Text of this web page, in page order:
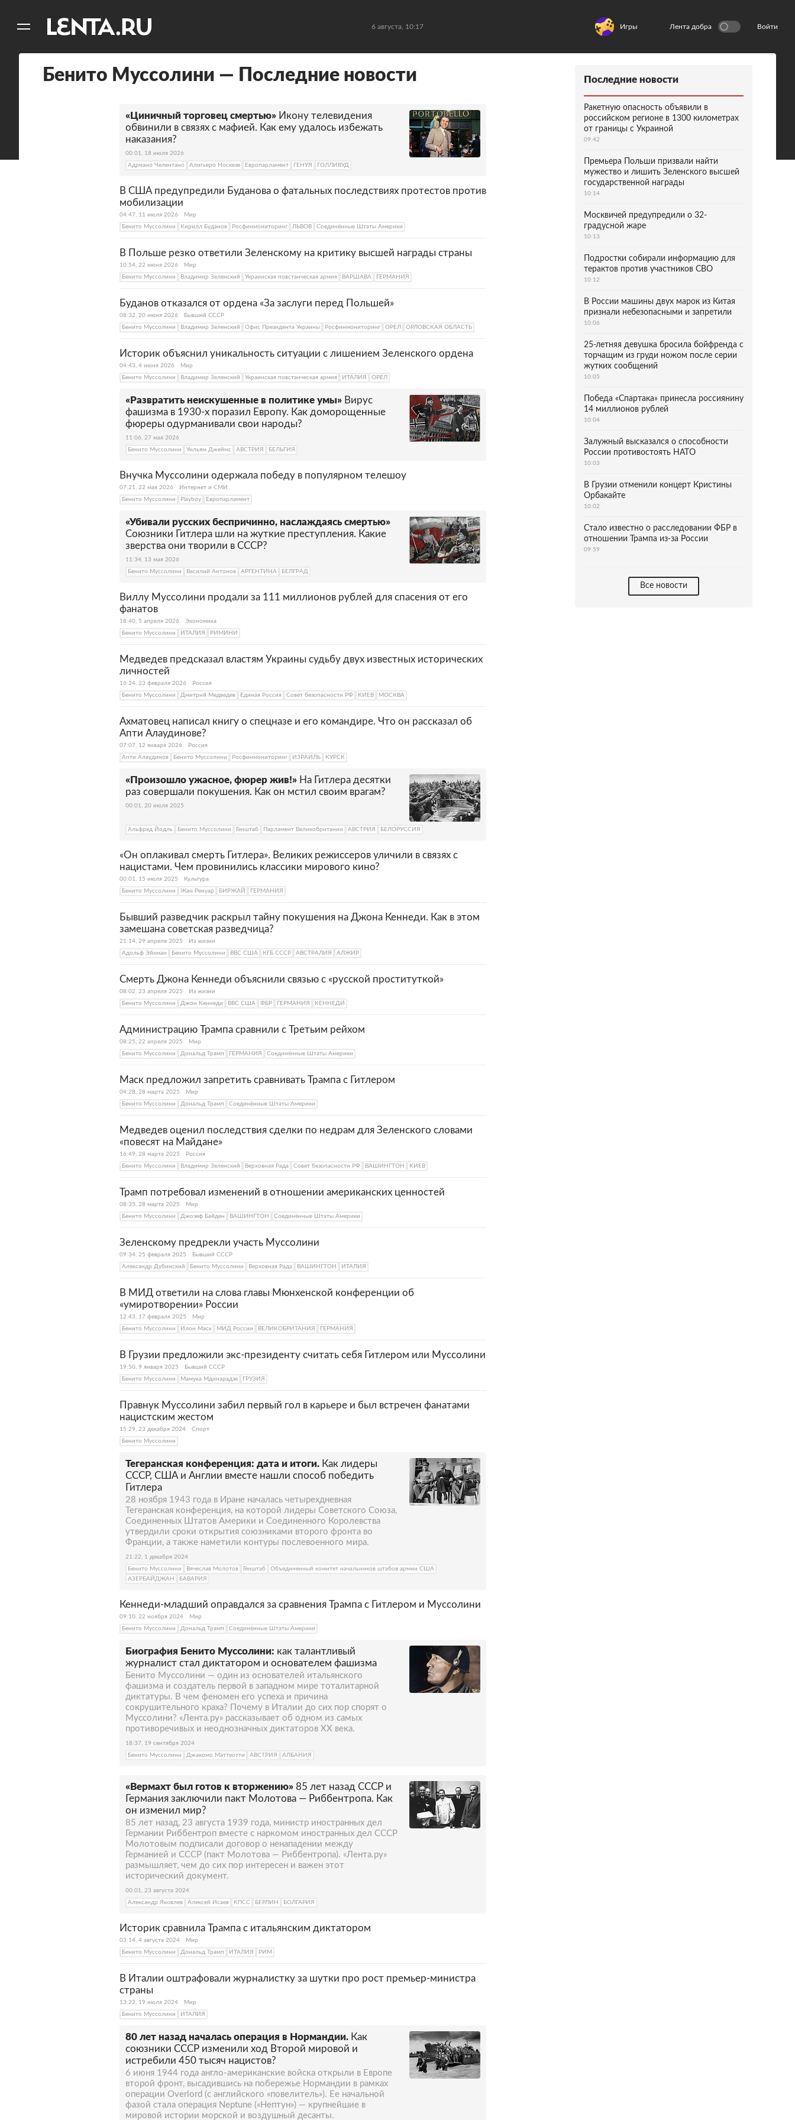
6 августа, 10:17 Игры Лента добра Войти
Бенито Муссолини — Последние новости
«Циничный торговец смертью» Икону телевидения
обвинили в связях с мафией. Как ему удалось избежать
наказания?
00:01, 18 июля 2026
Адриано Челентано
Алигьеро Носкезе Европарламент ГЕНУЯ ГОЛЛИВУД
В США предупредили Буданова о фатальных последствиях протестов против
мобилизации
04:47, 11 июля 2026
Мир
Бенито Муссолини
Кирилл Буданов Росфинмониторинг ЛЬВОВ Соединённые Штаты Америки
В Польше резко ответили Зеленскому на критику высшей награды страны
10:54, 22 июня 2026
Мир
Бенито Муссолини
Владимир Зеленский Украинская повстанческая армия ВАРШАВА ГЕРМАНИЯ
Буданов отказался от ордена «За заслуги перед Польшей»
08:32, 20 июня 2026
Бывший СССР
Бенито Муссолини
Владимир Зеленский Офис Президента Украины Росфинмониторинг ОРЕЛ ОРЛОВСКАЯ ОБЛАСТЬ
Историк объяснил уникальность ситуации с лишением Зеленского ордена
04:43, 4 июня 2026
Мир
Бенито Муссолини
Владимир Зеленский Украинская повстанческая армия ИТАЛИЯ ОРЕЛ
«Развратить неискушенные в политике умы» Вирус
фашизма в 1930-х поразил Европу. Как доморощенные
фюреры одурманивали свои народы?
11:06, 27 мая 2026
Бенито Муссолини
Уильям Джеймс АВСТРИЯ БЕЛЬГИЯ
Внучка Муссолини одержала победу в популярном телешоу
07:21, 22 мая 2026
Интернет и СМИ
Бенито Муссолини
Playboy Европарламент
«Убивали русских беспричинно, наслаждаясь смертью»
Союзники Гитлера шли на жуткие преступления. Какие
зверства они творили в СССР?
11:34, 13 мая 2026
Бенито Муссолини
Василий Антонов АРГЕНТИНА БЕЛГРАД
Виллу Муссолини продали за 111 миллионов рублей для спасения от его
фанатов
18:40, 5 апреля 2026
Экономика
Бенито Муссолини
ИТАЛИЯ РИМИНИ
Медведев предсказал властям Украины судьбу двух известных исторических
личностей
16:24, 23 февраля 2026
Россия
Бенито Муссолини
Дмитрий Медведев Единая Россия Совет безопасности РФ КИЕВ МОСКВА
Ахматовец написал книгу о спецназе и его командире. Что он рассказал об
Апти Алаудинове?
07:07, 12 января 2026
Россия
Апти Алаудинов
Бенито Муссолини Росфинмониторинг ИЗРАИЛЬ КУРСК
«Произошло ужасное, фюрер жив!» На Гитлера десятки
раз совершали покушения. Как он мстил своим врагам?
00:01, 20 июля 2025
Альфред Йодль Бенито Муссолини Генштаб Парламент Великобритании АВСТРИЯ БЕЛОРУССИЯ
«Он оплакивал смерть Гитлера». Великих режиссеров уличили в связях с
нацистами. Чем провинились классики мирового кино?
00:01, 15 июля 2025
Культура
Бенито Муссолини
Жан Ренуар БИРЖАЙ ГЕРМАНИЯ
Бывший разведчик раскрыл тайну покушения на Джона Кеннеди. Как в этом
замешана советская разведчица?
21:14, 29 апреля 2025
Из жизни
Адольф Эйхман
Бенито Муссолини ВВС США КГБ СССР АВСТРАЛИЯ АЛЖИР
Смерть Джона Кеннеди объяснили связью с «русской проституткой»
08:02, 23 апреля 2025
Из жизни
Бенито Муссолини
Джон Кеннеди ВВС США ФБР ГЕРМАНИЯ КЕННЕДИ
Администрацию Трампа сравнили с Третьим рейхом
08:25, 22 апреля 2025
Мир
Бенито Муссолини
Дональд Трамп ГЕРМАНИЯ Соединённые Штаты Америки
Маск предложил запретить сравнивать Трампа с Гитлером
04:28, 28 марта 2025
Мир
Бенито Муссолини
Дональд Трамп Соединённые Штаты Америки
Медведев оценил последствия сделки по недрам для Зеленского словами
«повесят на Майдане»
16:49, 28 марта 2025
Россия
Бенито Муссолини
Владимир Зеленский Верховная Рада Совет безопасности РФ ВАШИНГТОН КИЕВ
Трамп потребовал изменений в отношении американских ценностей
08:35, 28 марта 2025
Мир
Бенито Муссолини
Джозеф Байден ВАШИНГТОН Соединённые Штаты Америки
Зеленскому предрекли участь Муссолини
09:34, 25 февраля 2025
Бывший СССР
Александр Дубинский
Бенито Муссолини Верховная Рада ВАШИНГТОН ИТАЛИЯ
В МИД ответили на слова главы Мюнхенской конференции об
«умиротворении» России
12:43, 17 февраля 2025
Мир
Бенито Муссолини
Илон Маск МИД России ВЕЛИКОБРИТАНИЯ ГЕРМАНИЯ
В Грузии предложили экс-президенту считать себя Гитлером или Муссолини
19:50, 9 января 2025
Бывший СССР
Бенито Муссолини
Мамука Мдинарадзе ГРУЗИЯ
Правнук Муссолини забил первый гол в карьере и был встречен фанатами
нацистским жестом
15:29, 23 декабря 2024
Спорт
Бенито Муссолини
Тегеранская конференция: дата и итоги. Как лидеры
СССР, США и Англии вместе нашли способ победить
Гитлера
28 ноября 1943 года в Иране началась четырехдневная
Тегеранская конференция, на которой лидеры Советского Союза,
Соединенных Штатов Америки и Соединенного Королевства
утвердили сроки открытия союзниками второго фронта во
Франции, а также наметили контуры послевоенного мира.
21:22, 1 декабря 2024
Бенито Муссолини
Вячеслав Молотов Генштаб
Объединенный комитет начальников штабов армии США
АЗЕРБАЙДЖАН
БАВАРИЯ
Кеннеди-младший оправдался за сравнения Трампа с Гитлером и Муссолини
09:10, 22 ноября 2024
Мир
Бенито Муссолини
Дональд Трамп Соединённые Штаты Америки
Биография Бенито Муссолини: как талантливый
журналист стал диктатором и основателем фашизма
Бенито Муссолини — один из основателей итальянского
фашизма и создатель первой в западном мире тоталитарной
диктатуры. В чем феномен его успеха и причина
сокрушительного краха? Почему в Италии до сих пор спорят о
Муссолини? «Лента.ру» рассказывает об одном из самых
противоречивых и неоднозначных диктаторов XX века.
18:37, 19 сентября 2024
Бенито Муссолини
Джакомо Маттеотти АВСТРИЯ АЛБАНИЯ
«Вермахт был готов к вторжению» 85 лет назад СССР и
Германия заключили пакт Молотова — Риббентропа. Как
он изменил мир?
85 лет назад, 23 августа 1939 года, министр иностранных дел
Германии Риббентроп вместе с наркомом иностранных дел СССР
Молотовым подписали договор о ненападении между
Германией и СССР (пакт Молотова — Риббентропа). «Лента.ру»
размышляет, чем до сих пор интересен и важен этот
исторический документ.
00:01, 23 августа 2024
Александр Яковлев
Алексей Исаев КПСС БЕРЛИН БОЛГАРИЯ
Историк сравнила Трампа с итальянским диктатором
03:14, 4 августа 2024
Мир
Бенито Муссолини
Дональд Трамп ИТАЛИЯ РИМ
В Италии оштрафовали журналистку за шутки про рост премьер-министра
страны
13:22, 19 июля 2024
Мир
Бенито Муссолини
ИТАЛИЯ
80 лет назад началась операция в Нормандии. Как
союзники СССР изменили ход Второй мировой и
истребили 450 тысяч нацистов?
6 июня 1944 года англо-американские войска открыли в Европе
второй фронт, высадившись на побережье Нормандии в рамках
операции Overlord (с английского «повелитель»). Ее начальной
фазой стала операция Neptune («Нептун») — крупнейшие в
мировой истории морской и воздушный десанты.
Последние новости
Ракетную опасность объявили в
российском регионе в 1300 километрах
от границы с Украиной
09:42
Премьера Польши призвали найти
мужество и лишить Зеленского высшей
государственной награды
10:14
Москвичей предупредили о 32-
градусной жаре
10:13
Подростки собирали информацию для
терактов против участников СВО
10:12
В России машины двух марок из Китая
признали небезопасными и запретили
10:06
25-летняя девушка бросила бойфренда с
торчащим из груди ножом после серии
жутких сообщений
10:05
Победа «Спартака» принесла россиянину
14 миллионов рублей
10:04
Залужный высказался о способности
России противостоять НАТО
10:03
В Грузии отменили концерт Кристины
Орбакайте
10:02
Стало известно о расследовании ФБР в
отношении Трампа из-за России
09:59
Все новости